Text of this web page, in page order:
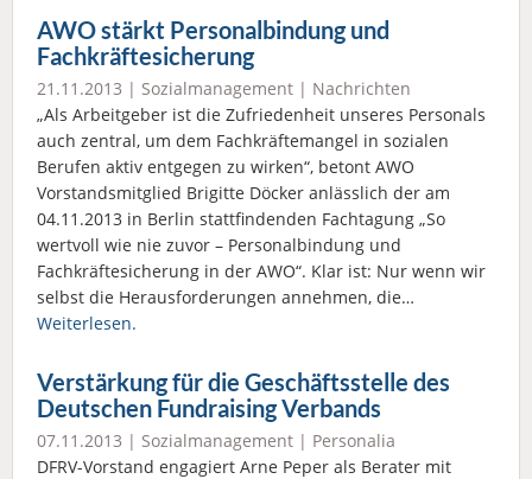
AWO stärkt Personalbindung und
Fachkräftesicherung
21.11.2013 | Sozialmanagement | Nachrichten
„Als Arbeitgeber ist die Zufriedenheit unseres Personals
auch zentral, um dem Fachkräftemangel in sozialen
Berufen aktiv entgegen zu wirken“, betont AWO
Vorstandsmitglied Brigitte Döcker anlässlich der am
04.11.2013 in Berlin stattfindenden Fachtagung „So
wertvoll wie nie zuvor – Personalbindung und
Fachkräftesicherung in der AWO“. Klar ist: Nur wenn wir
selbst die Herausforderungen annehmen, die…
Weiterlesen.
Verstärkung für die Geschäftsstelle des
Deutschen Fundraising Verbands
07.11.2013 | Sozialmanagement | Personalia
DFRV-Vorstand engagiert Arne Peper als Berater mit